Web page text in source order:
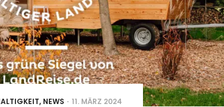
, NEWS 11. MÄRZ 2024